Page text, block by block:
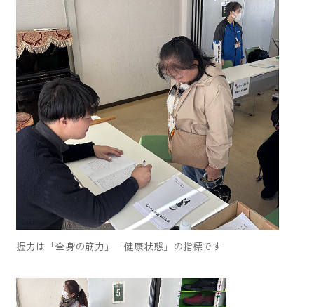
はじめての方へ
お買い物・サービス
福祉・介護
くらしのサポート
e-フレンズ
お店のチラシ
よくあるご質問
握力は「全身の筋力」「健康状態」の指標です